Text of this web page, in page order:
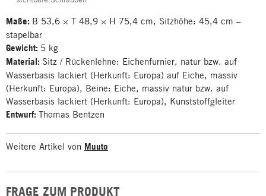
Maße: B 53,6 × T 48,9 × H 75,4 cm, Sitzhöhe: 45,4 cm –
stapelbar
Gewicht: 5 kg
Material: Sitz / Rückenlehne: Eichenfurnier, natur bzw. auf
Wasserbasis lackiert (Herkunft: Europa) auf Eiche, massiv
(Herkunft: Europa), Beine: Eiche, massiv natur bzw. auf
Wasserbasis lackiert (Herkunft: Europa), Kunststoffgleiter
Entwurf: Thomas Bentzen
Weitere Artikel von Muuto
FRAGE ZUM PRODUKT